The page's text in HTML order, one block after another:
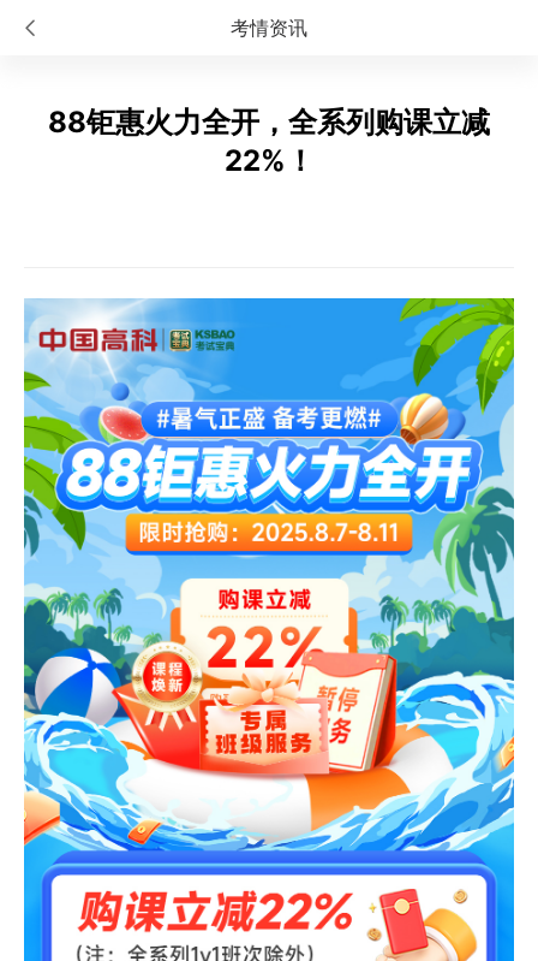
考情资讯
88钜惠火力全开，全系列购课立减
22%！